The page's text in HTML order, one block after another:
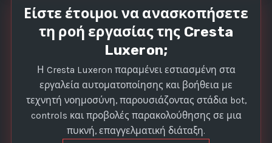
Είστε έτοιμοι να ανασκοπήσετε
τη ροή εργασίας της Cresta
Luxeron;
Η Cresta Luxeron παραμένει εστιασμένη στα
εργαλεία αυτοματοποίησης και βοήθεια με
τεχνητή νοημοσύνη, παρουσιάζοντας στάδια bot,
controls και προβολές παρακολούθησης σε μια
πυκνή, επαγγελματική διάταξη.